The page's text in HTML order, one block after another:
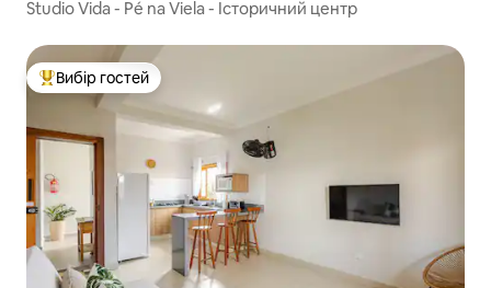
Studio Vida - Pé na Viela - Історичний центр
Топ вибір гостей
Вибір гостей